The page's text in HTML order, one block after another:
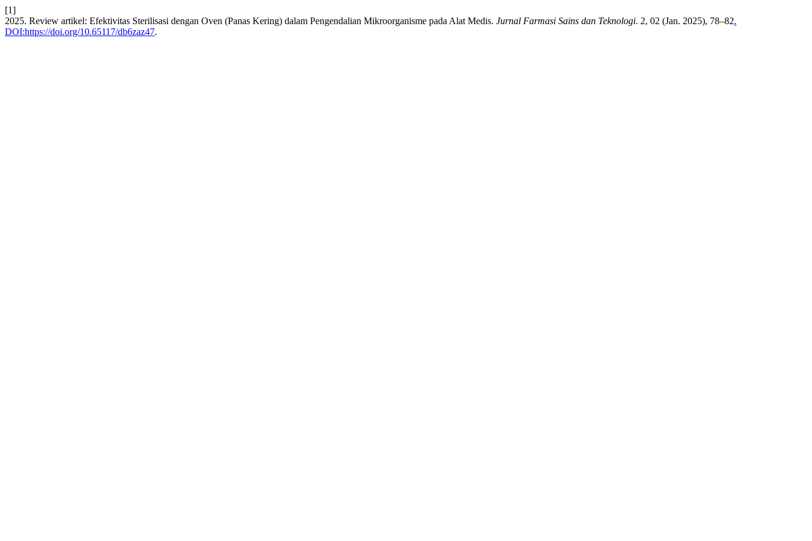
[1]
2025. Review artikel: Efektivitas Sterilisasi dengan Oven (Panas Kering) dalam Pengendalian Mikroorganisme pada Alat Medis. Jurnal Farmasi Sains dan Teknologi. 2, 02 (Jan. 2025), 78–82.
DOI:https://doi.org/10.65117/db6zaz47.